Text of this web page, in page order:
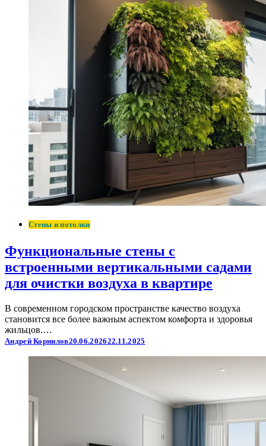
Стены и потолки
Функциональные стены с
встроенными вертикальными садами
для очистки воздуха в квартире
В современном городском пространстве качество воздуха
становится все более важным аспектом комфорта и здоровья
жильцов.…
Андрей Корнилов20.06.202622.11.2025